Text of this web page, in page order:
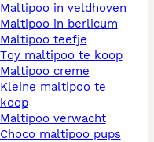
maltipoo in veldhoven
maltipoo in berlicum
maltipoo teefje
toy maltipoo te koop
maltipoo creme
kleine maltipoo te
koop
maltipoo verwacht
choco maltipoo pups